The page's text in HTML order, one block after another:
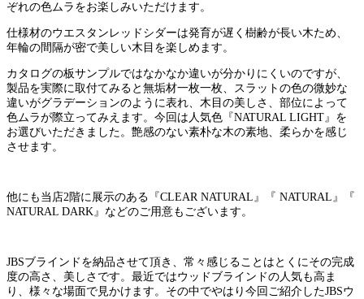
ぞれの色ムラをお楽しみいただけます。
仕様材のウエスタンレッドシダーは発育が遅く樹齢が長い木ため、
年輪の間隔が密で美しい木目を楽しめます。
カタログの板サンプルではなかなか違いが分かりにくいのですが、
製品を実際に取付てみると無垢材一枚一枚、スラットの色の微妙な
違いがグラデーションのように表れ、木目の美しさ、部位によって
色ムラが際立ってみえます。今回は人気色『NATURAL LIGHT』を
お選びいただきました。艶感のない素朴な木の素地、柔らかを感じ
させます。
他にも当店2階に展示のある『CLEAR NATURAL』『 NATURAL』『
NATURAL DARK』などのご用意もございます。
JBSブラインドを納品させて頂き、常々感じることはとくにその完成
度の高さ、美しさです。最近ではウッドブラインドの人気も高ま
り、様々な場面で見かけます。その中でやはり今回ご紹介したJBSウ